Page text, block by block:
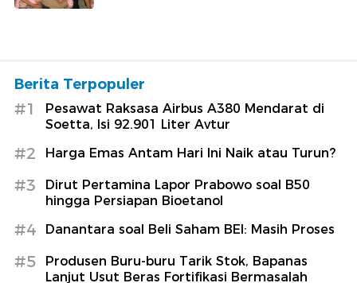
Berita Terpopuler
#1
Pesawat Raksasa Airbus A380 Mendarat di
Soetta, Isi 92.901 Liter Avtur
#2 Harga Emas Antam Hari Ini Naik atau Turun?
#3
Dirut Pertamina Lapor Prabowo soal B50
hingga Persiapan Bioetanol
#4 Danantara soal Beli Saham BEI: Masih Proses
#5
Produsen Buru-buru Tarik Stok, Bapanas
Lanjut Usut Beras Fortifikasi Bermasalah